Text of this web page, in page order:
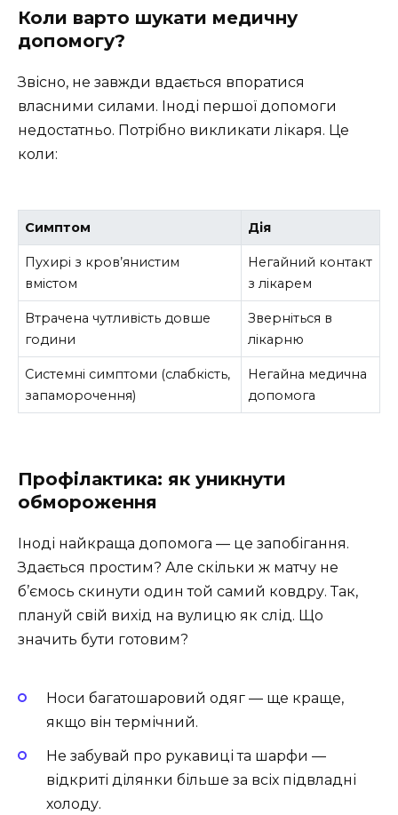
Коли варто шукати медичну
допомогу?
Звісно, не завжди вдається впоратися
власними силами. Іноді першої допомоги
недостатньо. Потрібно викликати лікаря. Це
коли:
Симптом Дія
Пухирі з кров’янистим
вмістом
Негайний контакт
з лікарем
Втрачена чутливість довше
години
Зверніться в
лікарню
Системні симптоми (слабкість,
запаморочення)
Негайна медична
допомога
Профілактика: як уникнути
обмороження
Іноді найкраща допомога — це запобігання.
Здається простим? Але скільки ж матчу не
б’ємось скинути один той самий ковдру. Так,
плануй свій вихід на вулицю як слід. Що
значить бути готовим?
Носи багатошаровий одяг — ще краще,
якщо він термічний.
Не забувай про рукавиці та шарфи —
відкриті ділянки більше за всіх підвладні
холоду.